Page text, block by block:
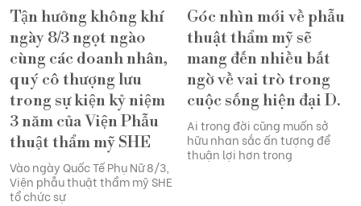
Tận hưởng không khí
ngày 8/3 ngọt ngào
cùng các doanh nhân,
quý cô thượng lưu
trong sự kiện kỷ niệm
3 năm của Viện Phẫu
thuật thẩm mỹ SHE
Vào ngày Quốc Tế Phụ Nữ 8/3,
Viện phẫu thuật thẩm mỹ SHE
tổ chức sự
Góc nhìn mới về phẫu
thuật thẩm mỹ sẽ
mang đến nhiều bất
ngờ về vai trò trong
cuộc sống hiện đại D.
Ai trong đời cũng muốn sở
hữu nhan sắc ấn tượng để
thuận lợi hơn trong